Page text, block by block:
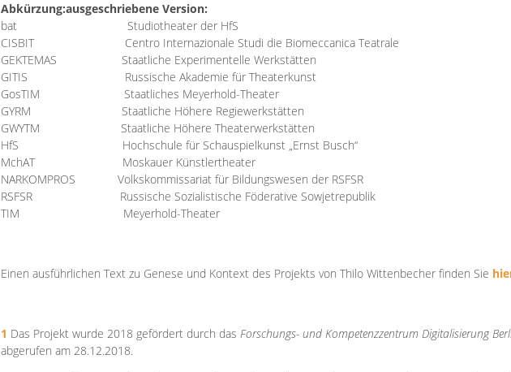
Abkürzung:ausgeschriebene Version:
bat
Studiotheater der HfS
CISBIT
Centro Internazionale Studi die Biomeccanica Teatrale
GEKTEMAS
Staatliche Experimentelle Werkstätten
GITIS
Russische Akademie für Theaterkunst
GosTIM
Staatliches Meyerhold-Theater
GYRM
Staatliche Höhere Regiewerkstätten
GWYTM
Staatliche Höhere Theaterwerkstätten
HfS
Hochschule für Schauspielkunst „Ernst Busch“
MchAT
Moskauer Künstlertheater
NARKOMPROS
Volkskommissariat für Bildungswesen der RSFSR
RSFSR
Russische Sozialistische Föderative Sowjetrepublik
TIM Meyerhold-Theater
Einen ausführlichen Text zu Genese und Kontext des Projekts von Thilo Wittenbecher finden Sie
1 Das Projekt wurde 2018 gefördert durch das Forschungs- und Kompetenzzentrum Digitalisierung
abgerufen am 28.12.2018.